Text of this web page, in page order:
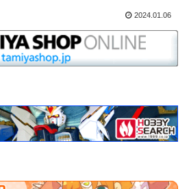
2024.01.06